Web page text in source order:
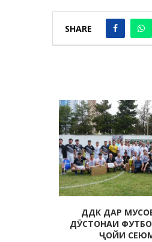
SHARE
ДДК ДАР
ДӮСТОНАИ
ҶОЙИ